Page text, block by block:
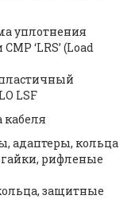
уплотнения
‘LRS’ (Load
LSF
адаптеры, кольца
рифленые
защитные